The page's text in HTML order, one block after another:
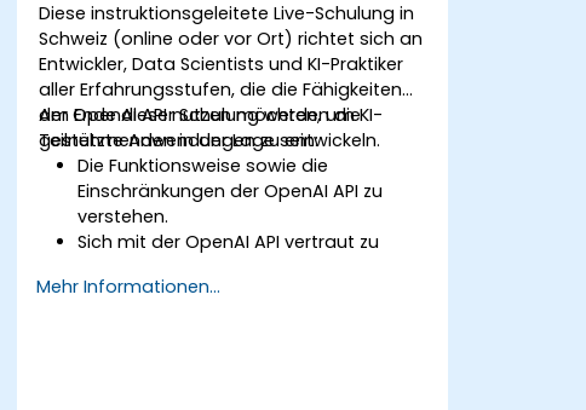
Diese instruktionsgeleitete Live-Schulung in
Schweiz (online oder vor Ort) richtet sich an
Entwickler, Data Scientists und KI-Praktiker
aller Erfahrungsstufen, die die Fähigkeiten
der OpenAI API nutzen möchten, um KI-
gestützte Anwendungen zu entwickeln.
Am Ende dieser Schulung werden die
Teilnehmenden in der Lage sein:
Die Funktionsweise sowie die
Einschränkungen der OpenAI API zu
verstehen.
Sich mit der OpenAI API vertraut zu
Sprachmodelle von OpenAI in
Mehr Informationen...